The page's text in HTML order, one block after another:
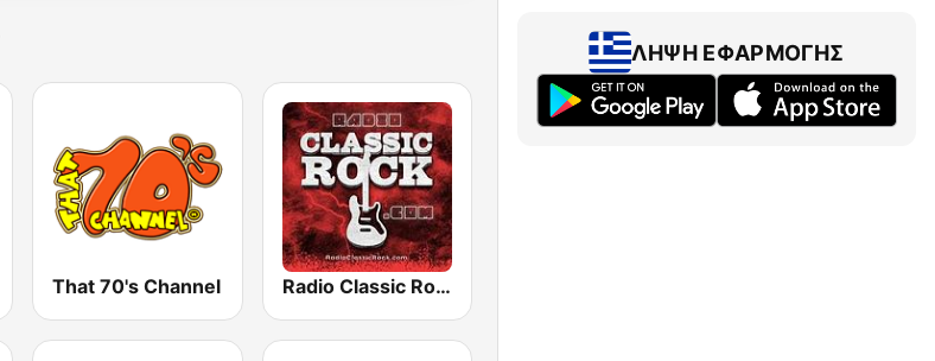
That 70's Channel Radio Classic Rock
ΛΉΨΗ ΕΦΑΡΜΟΓΉΣ